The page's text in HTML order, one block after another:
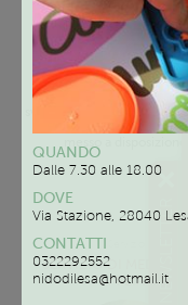
QUANDO
Dalle 7.30 alle 18.00
DOVE
Via Stazione, 28040
CONTATTI
0322292552
nidodilesa@hotmail.it
Presso spazi adeguati
svolgimento delle attività
ai bambini che i tre Enti
SERVIZIO DI
FAMILIARENEWSLETTER